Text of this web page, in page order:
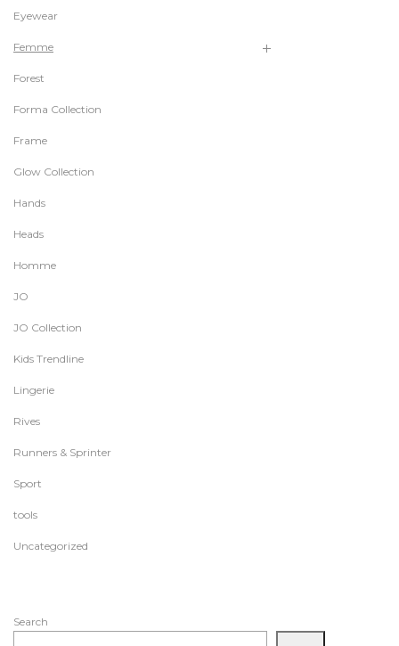
Eyewear
Femme
Forest
Forma Collection
Frame
Glow Collection
Hands
Heads
Homme
JO
JO Collection
Kids Trendline
Lingerie
Rives
Runners & Sprinter
Sport
tools
Uncategorized
Search